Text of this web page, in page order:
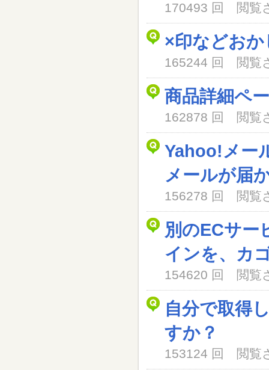
170493 回 閲覧
×印などお
165244 回 閲覧
商品詳細ペ
162878 回 閲覧
Yahoo!メー
メールが届
156278 回 閲覧
別のECサー
インを、カ
154620 回 閲覧
自分で取得
すか？
153124 回 閲覧